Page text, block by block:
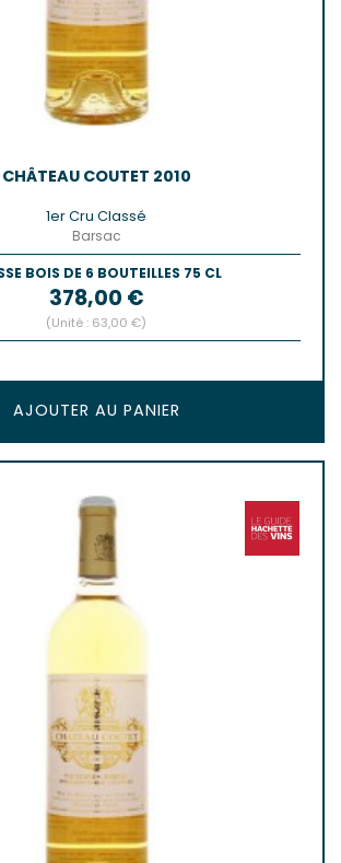
CHÂTEAU COUTET 2010
1er Cru Classé
Barsac
BOIS DE 6 BOUTEILLES 75 CL
Prix
378,00 €
(Unité : 63,00 €)
AJOUTER AU PANIER